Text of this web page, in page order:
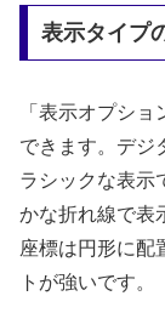
表示タイプ
「表示オプシ
できます。デジ
ラシックな表示
かな折れ線で表
座標は円形に配
トが強いです。